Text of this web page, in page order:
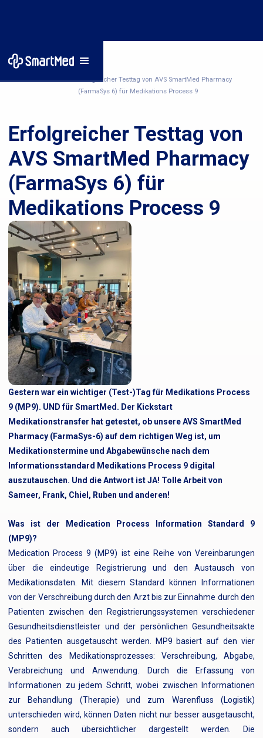
Startseite/Nachrichten/Erfolgreicher Testtag von AVS SmartMed Pharmacy
(FarmaSys 6) für Medikations Process 9
Erfolgreicher Testtag von
AVS SmartMed Pharmacy
(FarmaSys 6) für
Medikations Process 9
Gestern war ein wichtiger (Test-)Tag für Medikations Process
9 (MP9). UND für SmartMed. Der Kickstart
Medikationstransfer hat getestet, ob unsere AVS SmartMed
Pharmacy (FarmaSys-6) auf dem richtigen Weg ist, um
Medikationstermine und Abgabewünsche nach dem
Informationsstandard Medikations Process 9 digital
auszutauschen. Und die Antwort ist JA! Tolle Arbeit von
Sameer, Frank, Chiel, Ruben und anderen!
Was ist der Medication Process Information Standard 9
(MP9)?
Medication Process 9 (MP9) ist eine Reihe von Vereinbarungen
über die eindeutige Registrierung und den Austausch von
Medikationsdaten. Mit diesem Standard können Informationen
von der Verschreibung durch den Arzt bis zur Einnahme durch den
Patienten zwischen den Registrierungssystemen verschiedener
Gesundheitsdienstleister und der persönlichen Gesundheitsakte
des Patienten ausgetauscht werden. MP9 basiert auf den vier
Schritten des Medikationsprozesses: Verschreibung, Abgabe,
Verabreichung und Anwendung. Durch die Erfassung von
Informationen zu jedem Schritt, wobei zwischen Informationen
zur Behandlung (Therapie) und zum Warenfluss (Logistik)
unterschieden wird, können Daten nicht nur besser ausgetauscht,
sondern auch übersichtlicher dargestellt werden. Die